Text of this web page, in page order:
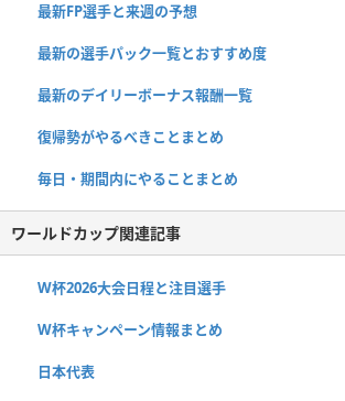
最新FP選手と来週の予想
最新の選手パック一覧とおすすめ度
最新のデイリーボーナス報酬一覧
復帰勢がやるべきことまとめ
毎日・期間内にやることまとめ
ワールドカップ関連記事
W杯2026大会日程と注目選手
W杯キャンペーン情報まとめ
日本代表